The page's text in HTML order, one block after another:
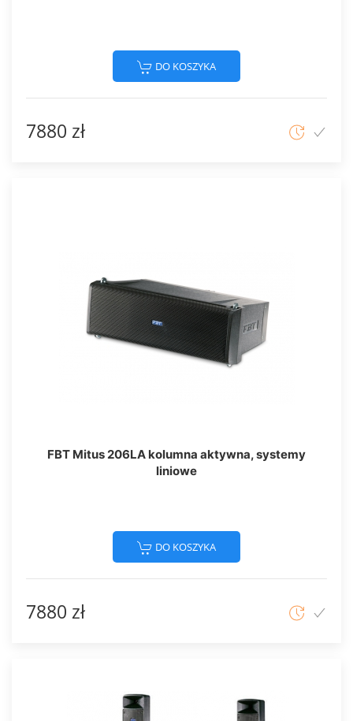
DO KOSZYKA
7880 zł
FBT Mitus 206LA kolumna aktywna, systemy
liniowe
DO KOSZYKA
7880 zł